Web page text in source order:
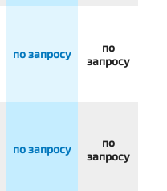
по запросу
по
запросу
по запросу
по
запросу